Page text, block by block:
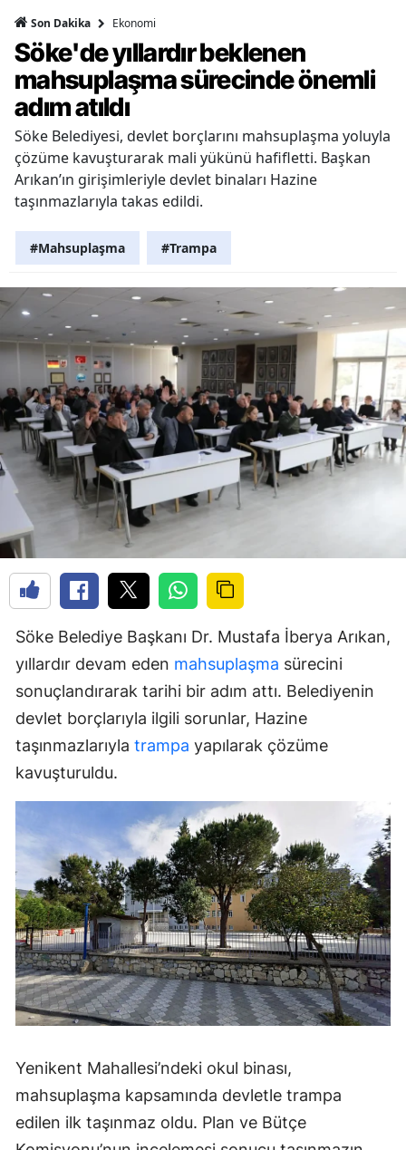
Son Dakika Ekonomi
Söke'de yıllardır beklenen
mahsuplaşma sürecinde önemli
adım atıldı
Söke Belediyesi, devlet borçlarını mahsuplaşma yoluyla
çözüme kavuşturarak mali yükünü hafifletti. Başkan
Arıkan’ın girişimleriyle devlet binaları Hazine
taşınmazlarıyla takas edildi.
#Mahsuplaşma #Trampa
Söke Belediye Başkanı Dr. Mustafa İberya Arıkan,
yıllardır devam eden mahsuplaşma sürecini
sonuçlandırarak tarihi bir adım attı. Belediyenin
devlet borçlarıyla ilgili sorunlar, Hazine
taşınmazlarıyla trampa yapılarak çözüme
kavuşturuldu.
Yenikent Mahallesi’ndeki okul binası,
mahsuplaşma kapsamında devletle trampa
edilen ilk taşınmaz oldu. Plan ve Bütçe